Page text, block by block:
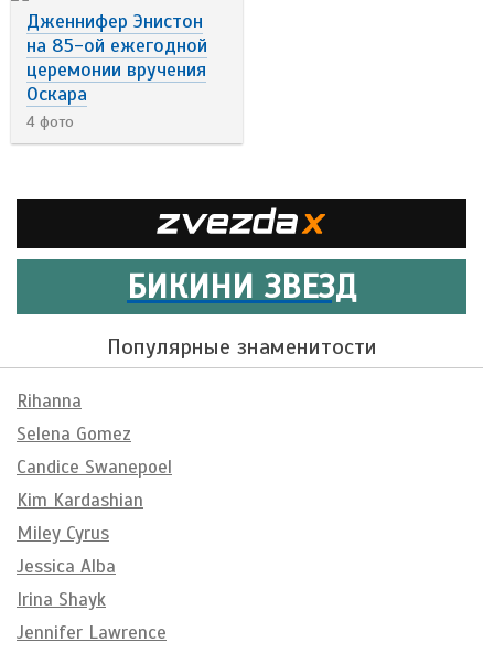
Дженнифер Энистон
на 85-ой ежегодной
церемонии вручения
Оскара
4 фото
БИКИНИ ЗВЕЗД
Популярные знаменитости
Rihanna
Selena Gomez
Candice Swanepoel
Kim Kardashian
Miley Cyrus
Jessica Alba
Irina Shayk
Jennifer Lawrence